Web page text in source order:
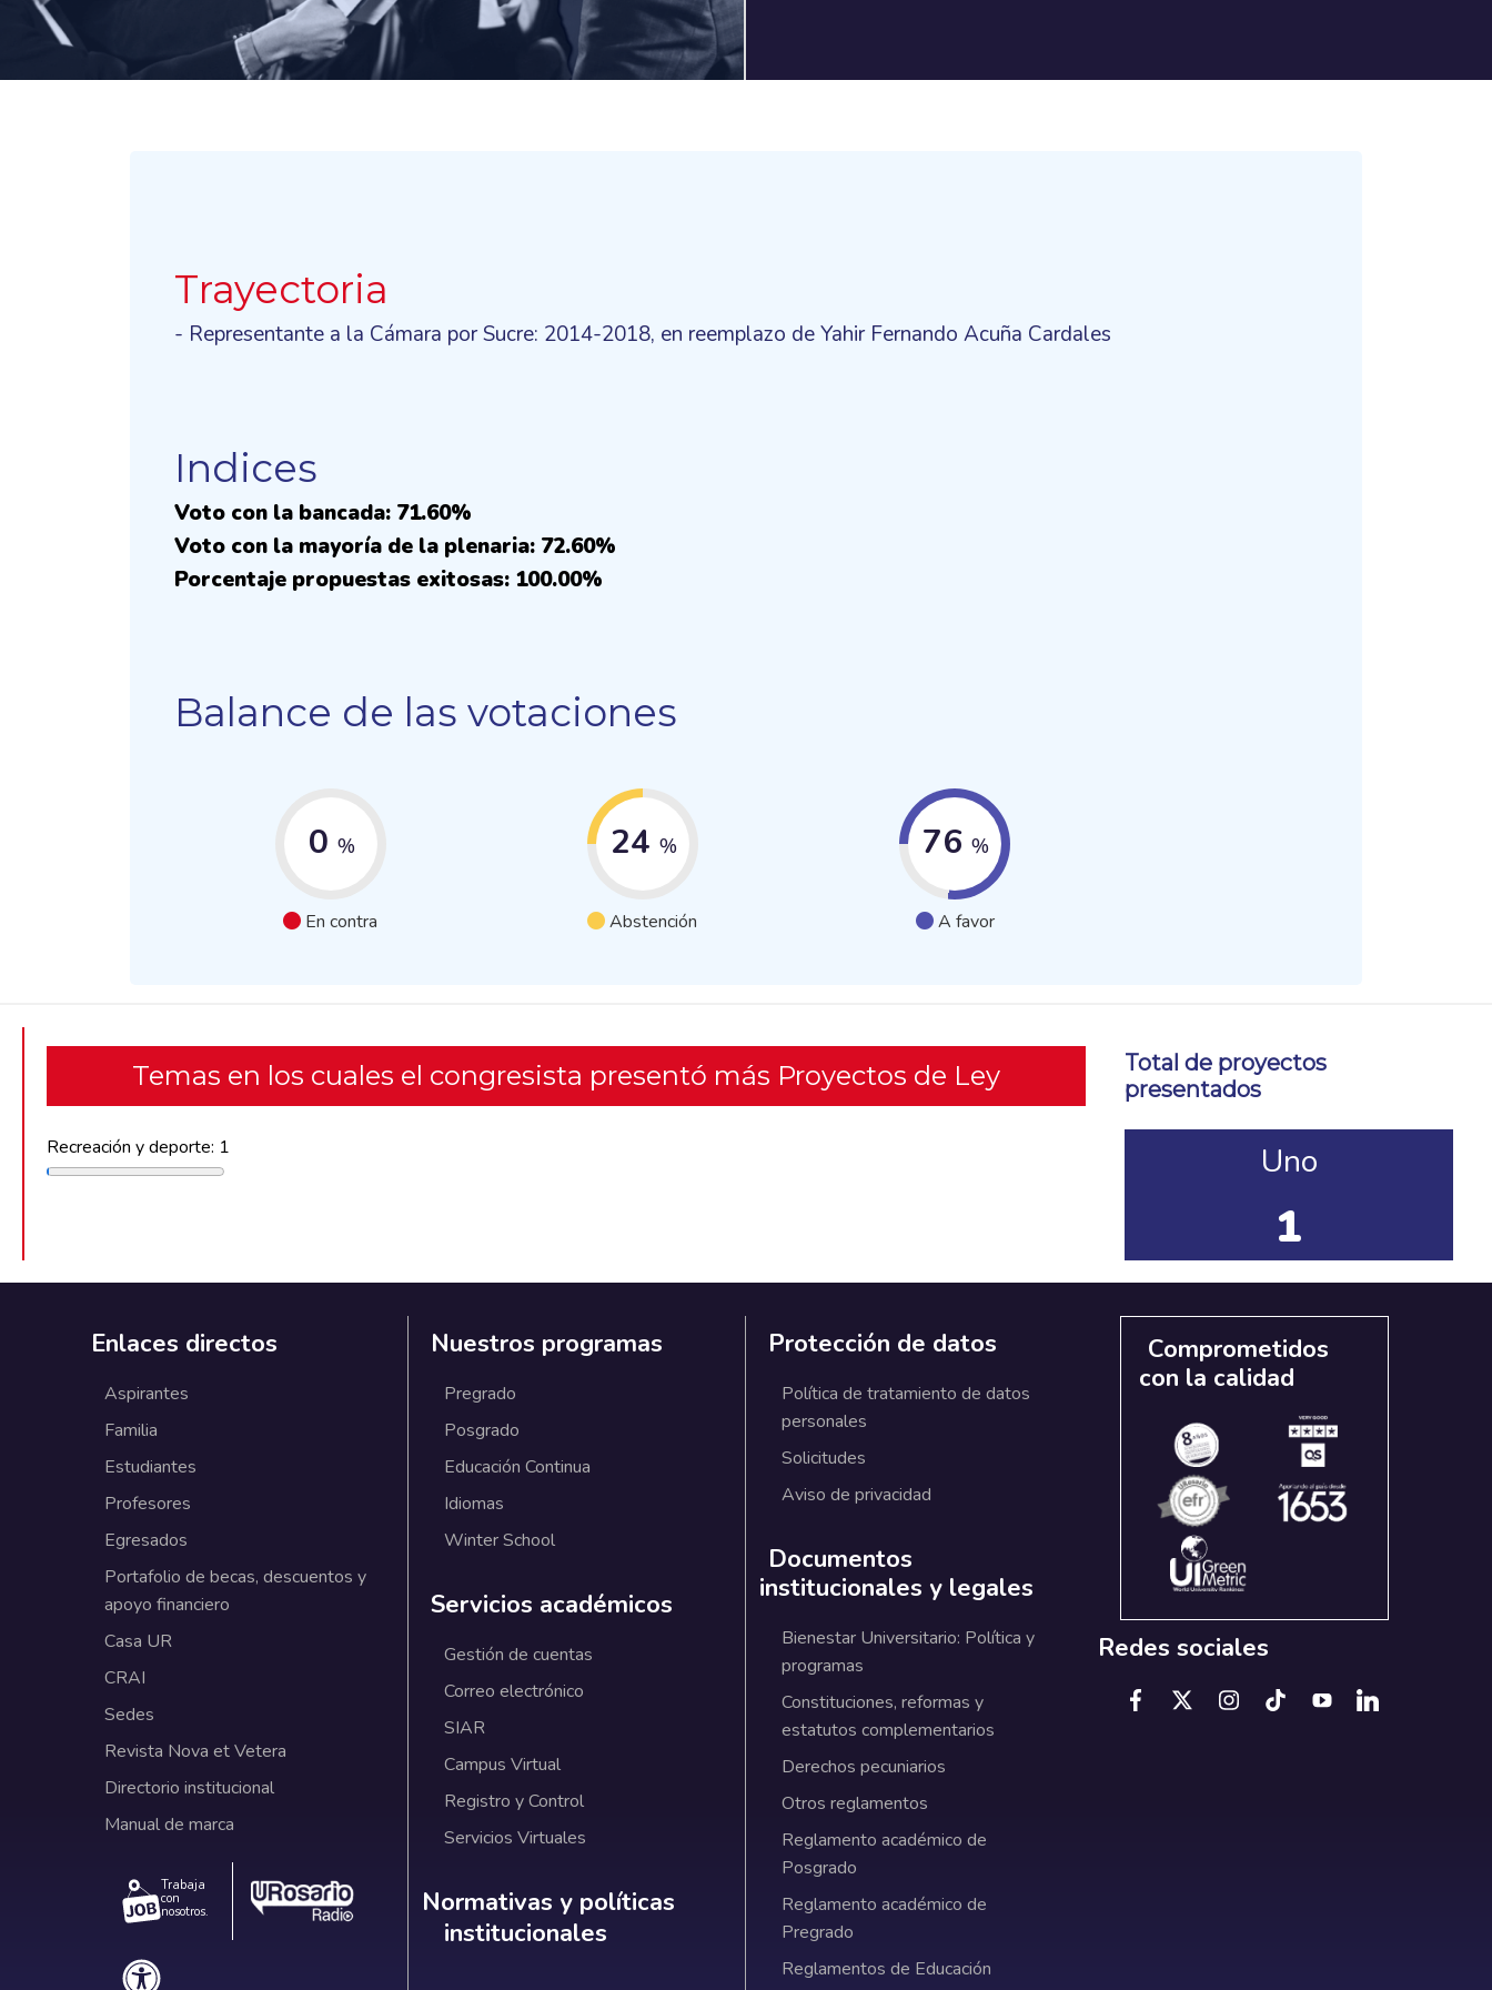
Trayectoria
- Representante a la Cámara por Sucre: 2014-2018, en reemplazo de Yahir Fernando Acuña Cardales
Indices
Voto con la bancada: 71.60%
Voto con la mayoría de la plenaria: 72.60%
Porcentaje propuestas exitosas: 100.00%
Balance de las votaciones
0 %
En contra
24 %
Abstención
76 %
A favor
Temas en los cuales el congresista presentó más Proyectos de Ley
Recreación y deporte: 1
Total de proyectos
presentados
Uno
1
Enlaces directos
Aspirantes
Familia
Estudiantes
Profesores
Egresados
Portafolio de becas, descuentos y
apoyo financiero
Casa UR
CRAI
Sedes
Revista Nova et Vetera
Directorio institucional
Manual de marca
Trabaja
con
nosotros.
Nuestros programas
Pregrado
Posgrado
Educación Continua
Idiomas
Winter School
Servicios académicos
Gestión de cuentas
Correo electrónico
SIAR
Campus Virtual
Registro y Control
Servicios Virtuales
Normativas y políticas institucionales
Normativas y políticas
institucionales
Protección de datos
Política de tratamiento de datos
personales
Solicitudes
Aviso de privacidad
Documentos
institucionales y legales
Bienestar Universitario: Política y
programas
Constituciones, reformas y
estatutos complementarios
Derechos pecuniarios
Otros reglamentos
Reglamento académico de
Posgrado
Reglamento académico de
Pregrado
Reglamentos de Educación
Comprometidos
con la calidad
Redes sociales